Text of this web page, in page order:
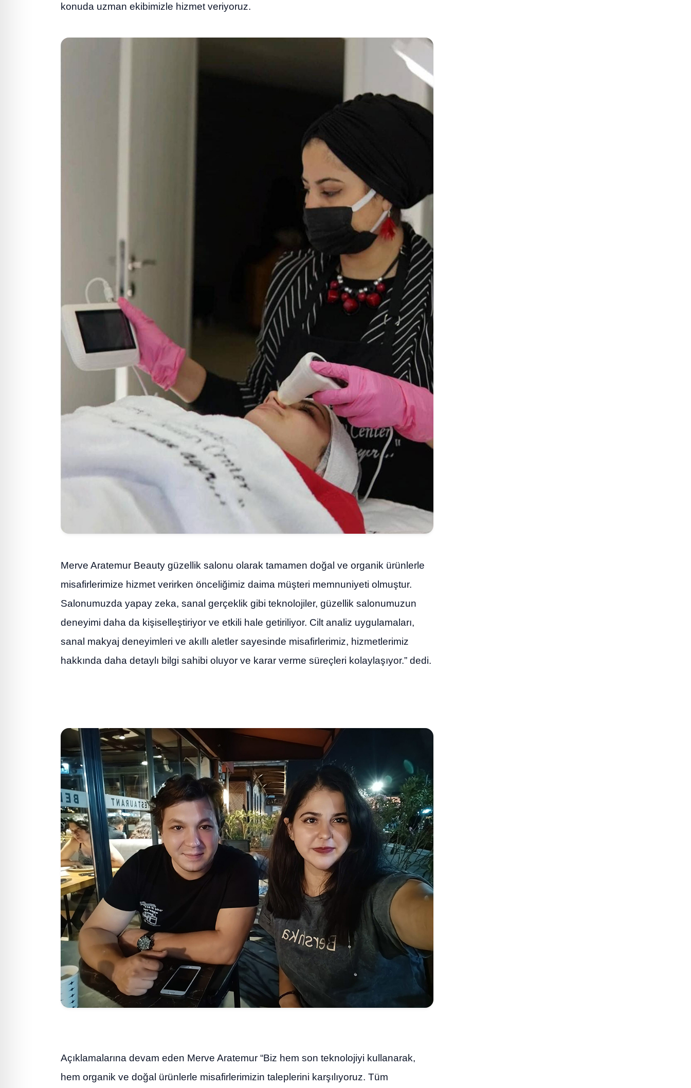
konuda uzman ekibimizle hizmet veriyoruz.
Merve Aratemur Beauty güzellik salonu olarak tamamen doğal ve organik ürünlerle
misafirlerimize hizmet verirken önceliğimiz daima müşteri memnuniyeti olmuştur.
Salonumuzda yapay zeka, sanal gerçeklik gibi teknolojiler, güzellik salonumuzun
deneyimi daha da kişiselleştiriyor ve etkili hale getiriliyor. Cilt analiz uygulamaları,
sanal makyaj deneyimleri ve akıllı aletler sayesinde misafirlerimiz, hizmetlerimiz
hakkında daha detaylı bilgi sahibi oluyor ve karar verme süreçleri kolaylaşıyor.” dedi.
Açıklamalarına devam eden Merve Aratemur “Biz hem son teknolojiyi kullanarak,
hem organik ve doğal ürünlerle misafirlerimizin taleplerini karşılıyoruz. Tüm